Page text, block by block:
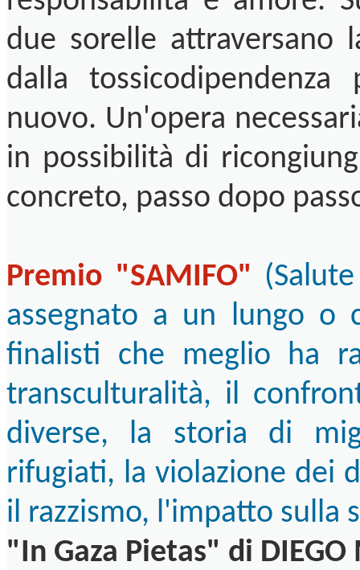
due sorelle attraversano
dalla
nuovo. Un'opera
in possibilità di
concreto, passo dopo
Premio "SAMIFO"
assegnato a un lungo o
finalisti che meglio ha
transculturalità, il
diverse, la storia di
rifugiati, la violazione dei
il razzismo, l'impatto sulla
"In Gaza Pietas" di DIEGO